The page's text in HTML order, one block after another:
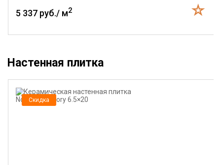
5 337 руб./ м2
Настенная плитка
Скидка